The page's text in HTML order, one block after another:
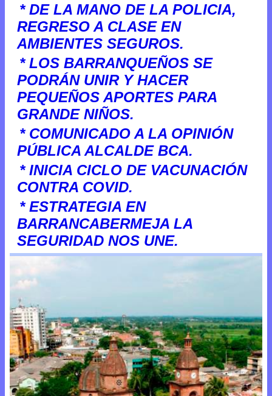
* DE LA MANO DE LA POLICIA,
REGRESO A CLASE EN
AMBIENTES SEGUROS.
* LOS BARRANQUEÑOS SE
PODRÁN UNIR Y HACER
PEQUEÑOS APORTES PARA
GRANDE NIÑOS.
* COMUNICADO A LA OPINIÓN
PÚBLICA ALCALDE BCA.
* INICIA CICLO DE VACUNACIÓN
CONTRA COVID.
* ESTRATEGIA EN
BARRANCABERMEJA LA
SEGURIDAD NOS UNE.